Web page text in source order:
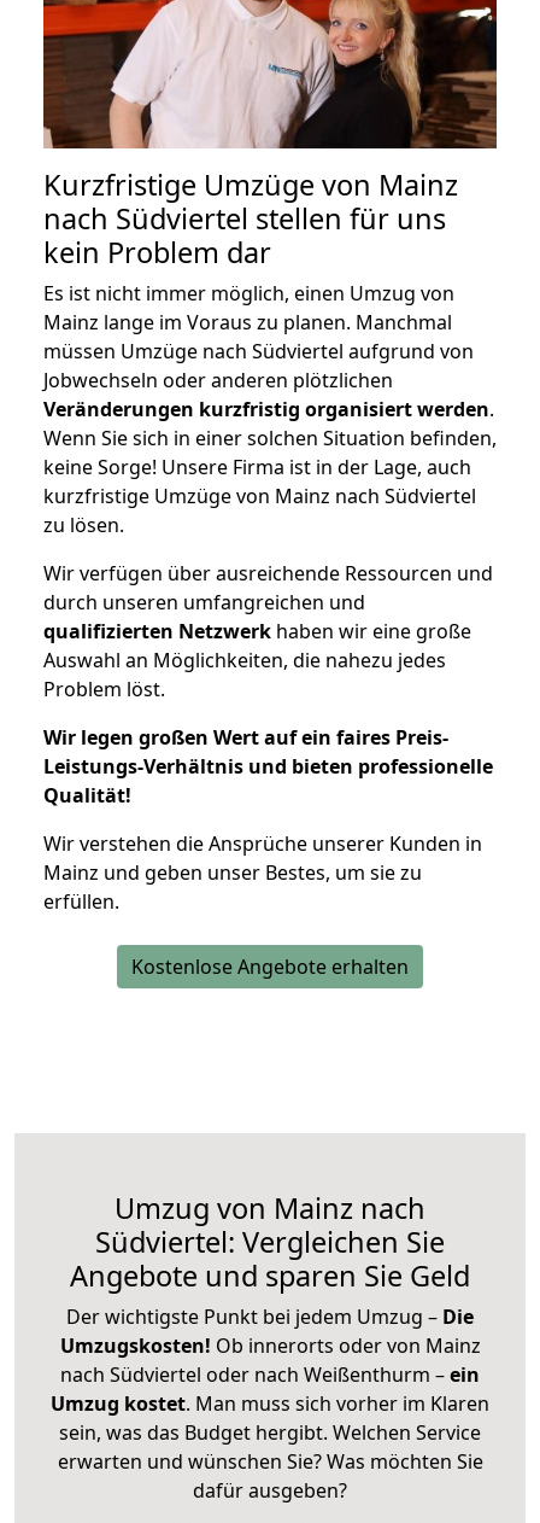
Kurzfristige Umzüge von Mainz
nach Südviertel stellen für uns
kein Problem dar
Es ist nicht immer möglich, einen Umzug von
Mainz lange im Voraus zu planen. Manchmal
müssen Umzüge nach Südviertel aufgrund von
Jobwechseln oder anderen plötzlichen
Veränderungen kurzfristig organisiert werden.
Wenn Sie sich in einer solchen Situation befinden,
keine Sorge! Unsere Firma ist in der Lage, auch
kurzfristige Umzüge von Mainz nach Südviertel
zu lösen.
Wir verfügen über ausreichende Ressourcen und
durch unseren umfangreichen und
qualifizierten Netzwerk haben wir eine große
Auswahl an Möglichkeiten, die nahezu jedes
Problem löst.
Wir legen großen Wert auf ein faires Preis-
Leistungs-Verhältnis und bieten professionelle
Qualität!
Wir verstehen die Ansprüche unserer Kunden in
Mainz und geben unser Bestes, um sie zu
erfüllen.
Kostenlose Angebote erhalten
Umzug von Mainz nach
Südviertel: Vergleichen Sie
Angebote und sparen Sie Geld
Der wichtigste Punkt bei jedem Umzug – Die
Umzugskosten! Ob innerorts oder von Mainz
nach Südviertel oder nach Weißenthurm –ein
Umzug kostet. Man muss sich vorher im Klaren
sein, was das Budget hergibt. Welchen Service
erwarten und wünschen Sie? Was möchten Sie
dafür ausgeben?